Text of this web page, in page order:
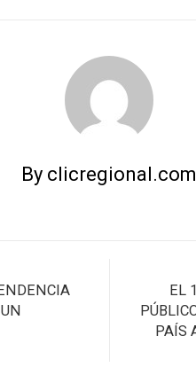
By clicregional.com
EL
PAÍS